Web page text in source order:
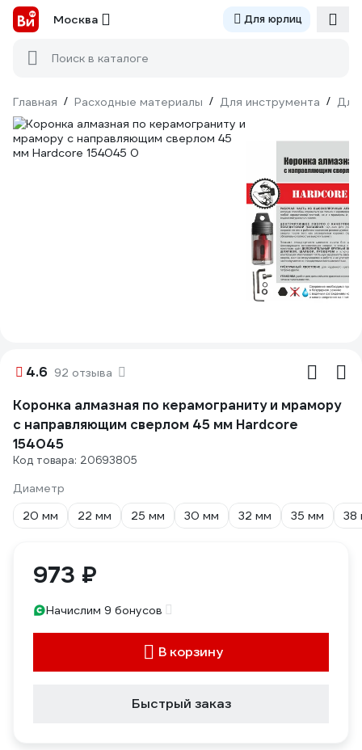
Москва Для юрлиц
Поиск в каталоге
Главная / Расходные материалы / Для инструмента / Для
4.6 92 отзыва
Коронка алмазная по керамограниту и мрамору
с направляющим сверлом 45 мм Hardcore
154045
Код товара: 20693805
Диаметр
20 мм
22 мм 25 мм 30 мм 32 мм 35 мм 38
973 ₽
Начислим 9 бонусов
В корзину
Быстрый заказ